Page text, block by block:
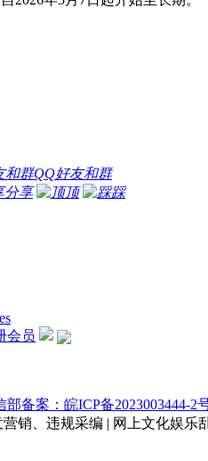
QQ好友和群
分享 顶
踩
会员
部备案：皖ICP备2023003444-2
销、违规采编 | 网上文化娱乐